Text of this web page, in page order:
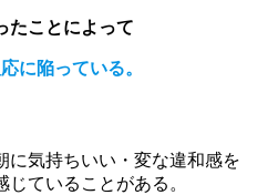
たことによって
に陥っている。
に気持ちいい・変な違和感を
ていることがある。